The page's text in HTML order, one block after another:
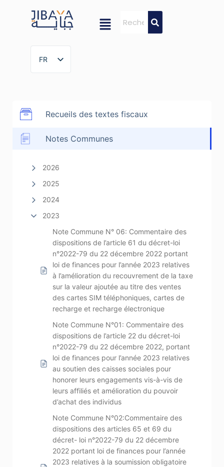
FR
FR
Recueils des textes fiscaux
Notes Communes
2026
2025
2024
2023
Note Commune N° 06: Commentaire des
dispositions de l’article 61 du décret-loi
n°2022-79 du 22 décembre 2022 portant
loi de finances pour l’année 2023 relatives
à l’amélioration du recouvrement de la taxe
sur la valeur ajoutée au titre des ventes
des cartes SIM téléphoniques, cartes de
recharge et recharge électronique
Note Commune N°01: Commentaire des
dispositions de l’article 22 du décret-loi
n°2022-79 du 22 décembre 2022, portant
loi de finances pour l’année 2023 relatives
au soutien des caisses sociales pour
honorer leurs engagements vis-à-vis de
leurs affiliés et amélioration du pouvoir
d’achat des individus
Note Commune N°02:Commentaire des
dispositions des articles 65 et 69 du
décret- loi n°2022-79 du 22 décembre
2022 portant loi de finances pour l’année
2023 relatives à la soumission obligatoire